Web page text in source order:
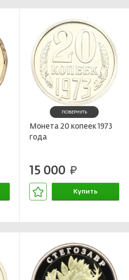
ПОВЕРНУТЬ
Монета 20 копеек 1973
года
15 000 руб.
Купить